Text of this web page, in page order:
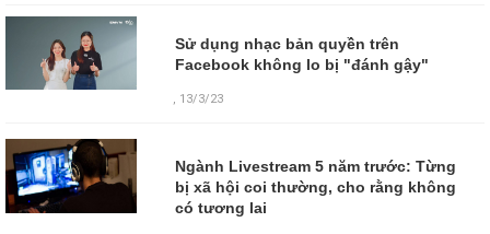
Sử dụng nhạc bản quyền trên
Facebook không lo bị "đánh gậy"
, 13/3/23
Ngành Livestream 5 năm trước: Từng
bị xã hội coi thường, cho rằng không
có tương lai